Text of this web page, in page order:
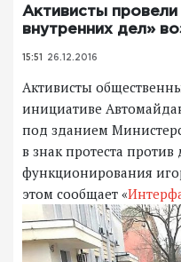
Активисты
внутренних дел»
15:51 26.12.2016
Активисты
инициативе
под зданием
в знак протеста
функционирования
этом сообщает «